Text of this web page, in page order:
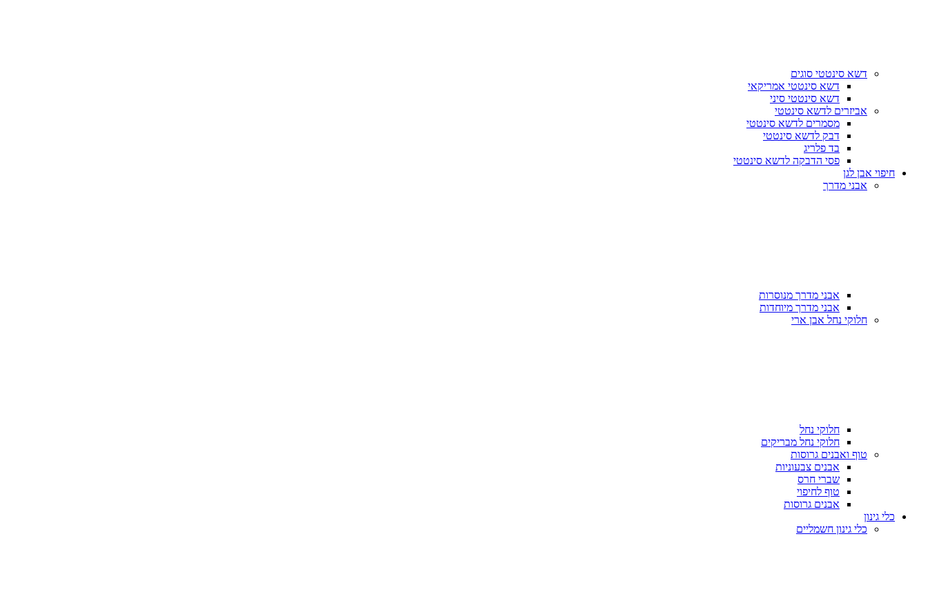
דשא סינטטי סוגים
דשא סינטטי אמריקאי
דשא סינטטי סיני
אביזרים לדשא סינטטי
מסמרים לדשא סינטטי
דבק לדשא סינטטי
בד פלריג
פסי הדבקה לדשא סינטטי
חיפוי אבן לגן
אבני מדרך
אבני מדרך מנוסרות
אבני מדרך מיוחדות
חלוקי נחל אבן ארי
חלוקי נחל
חלוקי נחל מבריקים
טוף ואבנים גרוסות
אבנים צבעוניות
שברי חרס
טוף לחיפוי
אבנים גרוסות
כלי גינון
כלי גינון חשמליים